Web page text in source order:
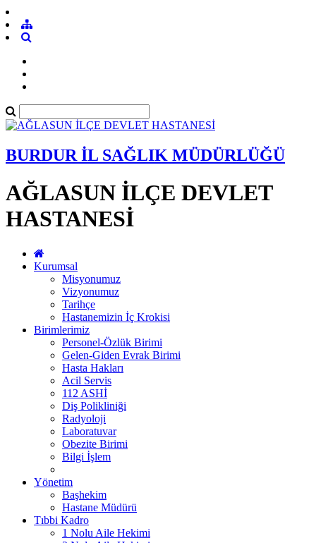
BURDUR İL SAĞLIK MÜDÜRLÜĞÜ
AĞLASUN İLÇE DEVLET
HASTANESİ
Kurumsal
Misyonumuz
Vizyonumuz
Tarihçe
Hastanemizin İç Krokisi
Birimlerimiz
Personel-Özlük Birimi
Gelen-Giden Evrak Birimi
Hasta Hakları
Acil Servis
112 ASHİ
Diş Polikliniği
Radyoloji
Laboratuvar
Obezite Birimi
Bilgi İşlem
Yönetim
Başhekim
Hastane Müdürü
Tıbbi Kadro
1 Nolu Aile Hekimi